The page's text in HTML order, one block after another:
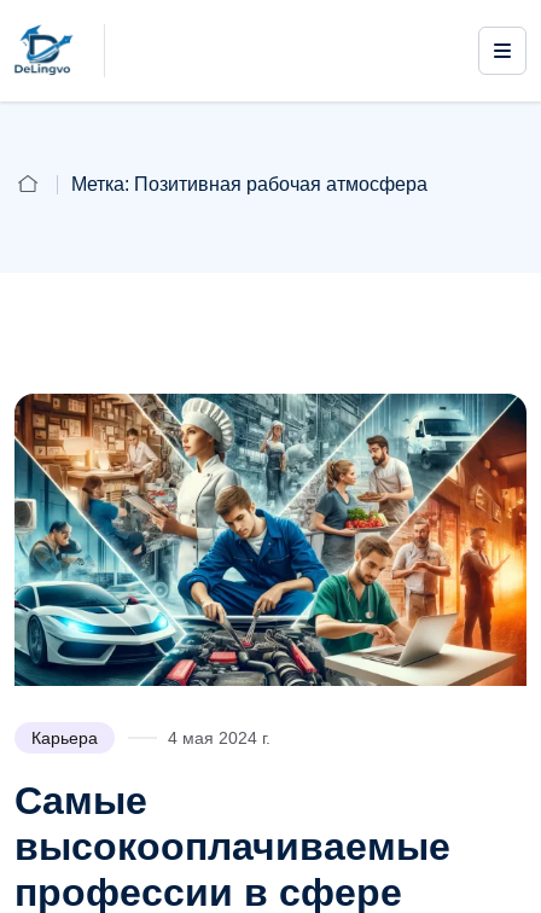
Метка: Позитивная рабочая атмосфера
Карьера 4 мая 2024 г.
Самые
высокооплачиваемые
профессии в сфере